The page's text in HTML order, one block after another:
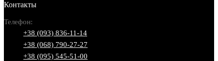
Контакты
Телефон:
+38 (093) 836-11-14
+38 (068) 790-27-27
+38 (095) 545-51-00